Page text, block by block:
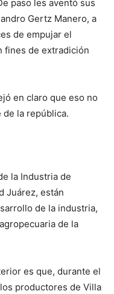
paso les aventó sus
Gertz Manero, a
de empujar el
fines de extradición
en claro que eso no
la república.
la Industria de
Juárez, están
de la industria,
de la
es que, durante el
productores de Villa